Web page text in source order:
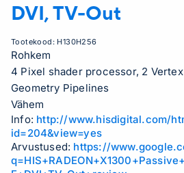
DVI, TV-Out
Tootekood: H130H256
Rohkem
4 Pixel shader processor, 2
Geometry Pipelines
Vähem
Info: http://www.hisdigital.com/
id=204&view=yes
Arvustused: https://